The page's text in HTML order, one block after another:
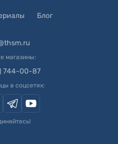
Блог
магазины:
744-00-87
в соцсетях: